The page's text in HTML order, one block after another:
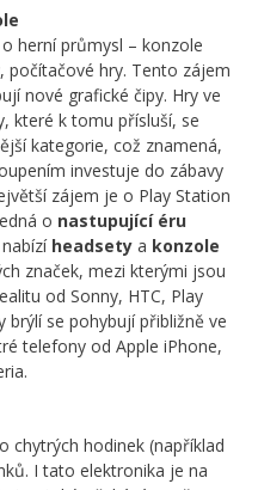
herní průmysl – konzole
počítačové hry. Tento zájem
nové grafické čipy. Hry ve
které k tomu přísluší, se
kategorie, což znamená,
investuje do zábavy
zájem je o Play Station
o nastupující éru
headsety a konzole
značek, mezi kterými jsou
od Sonny, HTC, Play
brýlí se pohybují přibližně ve
telefony od Apple iPhone,
chytrých hodinek (například
I tato elektronika je na